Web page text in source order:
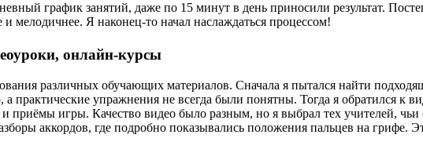
график занятий, даже по 15 минут в день приносили результат.
мелодичнее. Я наконец-то начал наслаждаться процессом!
онлайн-курсы
различных обучающих материалов. Сначала я пытался найти
практические упражнения не всегда были понятны. Тогда я обратился к
приёмы игры. Качество видео было разным, но я выбрал тех учителей,
аккордов, где подробно показывались положения пальцев на грифе.